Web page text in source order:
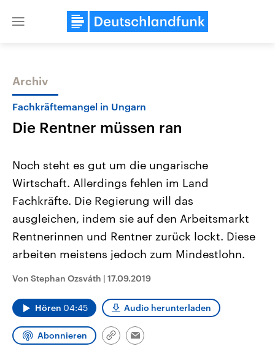
Close
Themen
Landtagswahl Sachsen-Anhalt
2026
Alle Informationen
Sachsen-Anhalt wählt am 6.
September 2026 einen neuen
Landtag. Seit 2021 wird das
Bundesland von einer Koalition aus
CDU, SPD und FDP regiert.-
Wahlprogramme, aktuelle Berichte
und Hintergründe zu den Parteien
Wahl.
USA
Aktuelle Beiträge,
Hintergründe
Wirtschaftlich und
gehören die Vereinigten
Sendungen Programm Podcasts
Audio-Archiv
Archiv
Fachkräftemangel in Ungarn
Die Rentner müssen ran
Noch steht es gut um die ungarische
Wirtschaft. Allerdings fehlen im Land
Fachkräfte. Die Regierung will das
ausgleichen, indem sie auf den Arbeitsmarkt
Rentnerinnen und Rentner zurück lockt. Diese
arbeiten meistens jedoch zum Mindestlohn.
Von Stephan Ozsváth | 17.09.2019
Hören 04:45 Audio herunterladen
Abonnieren
Link
Email